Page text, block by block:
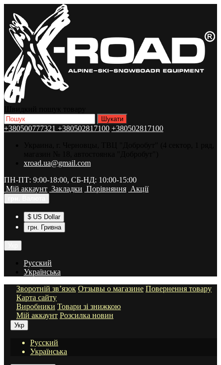
+380500777321 +380502817100 +380502817100
xroad.ua@gmail.com
ПН-ПТ: 9:00-18:00, СБ-НД: 10:00-15:00
Мій аккаунт Закладки Порівняння Акції
$ US Dollar
грн. Гривна
Русский
Українська
Зворотній зв’язок Отзывы о магазине Повернення товару
Карта сайту
Виробники Товари зі знижкою
Мій аккаунт Розсилка новин
Укр
Русский
Українська